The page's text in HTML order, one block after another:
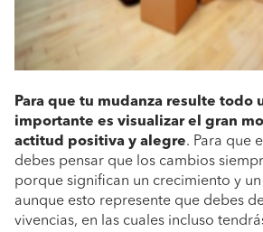
Para que tu mudanza resulte todo
importante es visualizar el gran
actitud positiva y alegre. Para que
debes pensar que los cambios
porque significan un crecimiento y
aunque esto represente que debes
vivencias, en las cuales incluso